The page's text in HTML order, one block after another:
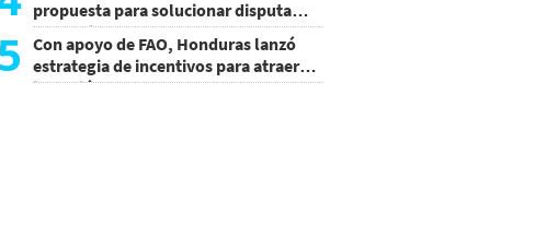
propuesta para solucionar disputa
comercial
5
Con apoyo de FAO, Honduras lanzó
estrategia de incentivos para atraer
inversión al agro